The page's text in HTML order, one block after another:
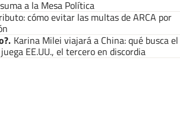
a la Mesa Política
cómo evitar las multas de ARCA por
. Karina Milei viajará a China: qué busca el
EE.UU., el tercero en discordia